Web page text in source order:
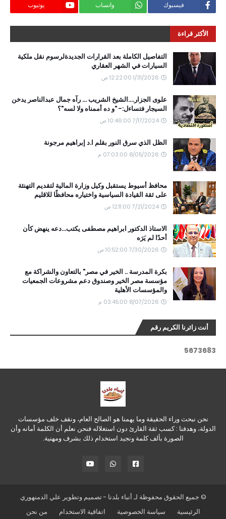
فيسبوك واتساب يوتيوب
الأكثر قراءة
التفاصيل الكاملة بعد القرارات الجديدةلرسوم نقل ملكية
السيارات في الشهر العقاري
1/31/2026 12:22:00 ص
علوى الجزار....الشيخ الشريب ... رآه جمال عبدالناصر يدخن
السيجار فتساءل:- "و ده أممناه ولا لسه"؟
7/17/2024 10:46:00 ص
الظل الذي سرق النور بقلم ا.د إبراهيم مرجونة
8/05/2026 07:03:00 م
محافظ أسيوط يستقبل وكيل وزارة المالية لتقديم التهنئة
على ثقة القيادة السياسية واختياره محافظًا للاقليم
7/21/2024 12:11:00 ص
الاستاذ الدكتور ابراهيم مصطفى يكتب...دعه ينهض كأن
أحدًا لم يَرَه
7/30/2026 10:52:00 ص
بكرة المدرسة .. الخير في مصر" بالتعاون والشراكة مع
مؤسسة مصر الخير وصندوق دعم مشروعات الجمعيات
والمؤسسات الأهلية
8/07/2026 03:45:00 م
أنت زائرنا الكريم رقم
5673683
نحن نبحث وراء الحقيقة وما يهمنا هو الصالح العام، ونقف خلف مؤسسات
الدولة، وهدفنا : كسب ثقة القارئ دون استغلاله فنحن نعلم أن الكلمة أمانه وأن
الصورة بألف كلمة ونجيد استخدام ذلك بشرف ومهنية.
© جميع الحقوق محفوظة لـ أنباء بلدنا - تصميم وتطوير علي الدمنهوري
الرئيسية
سياسة الخصوصية اتفاقية الاستخدام من نحن